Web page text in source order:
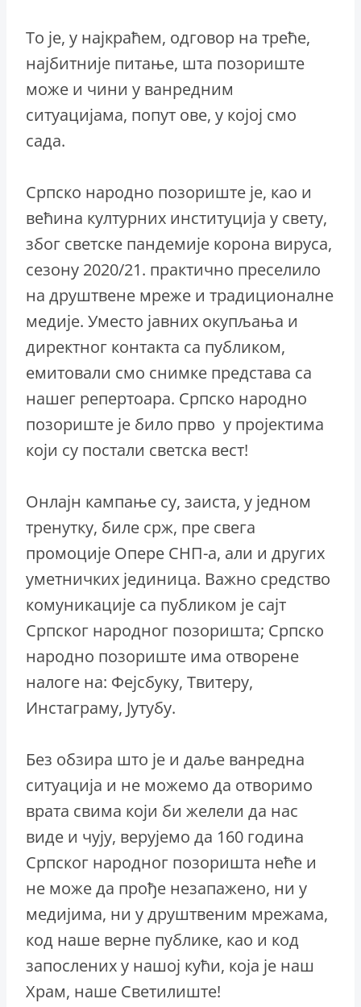
То је, у најкраћем, одговор на треће,
најбитније питање, шта позориште
може и чини у ванредним
ситуацијама, попут ове, у којој смо
сада.
Српско народно позориште је, као и
већина културних институција у свету,
због светске пандемије корона вируса,
сезону 2020/21. практично преселило
на друштвене мреже и традиционалне
медије. Уместо јавних окупљања и
директног контакта са публиком,
емитовали смо снимке представа са
нашег репертоара. Српско народно
позориште је било прво у пројектима
који су постали светска вест!
Онлајн кампање су, заиста, у једном
тренутку, биле срж, пре свега
промоције Опере СНП-а, али и других
уметничких јединица. Важно средство
комуникације са публиком је сајт
Српског народног позоришта; Српско
народно позориште има отворене
налоге на: Фејсбуку, Твитеру,
Инстаграму, Јутубу.
Без обзира што је и даље ванредна
ситуација и не можемо да отворимо
врата свима који би желели да нас
виде и чују, верујемо да 160 година
Српског народног позоришта неће и
не може да прође незапажено, ни у
медијима, ни у друштвеним мрежама,
код наше верне публике, као и код
запослених у нашој кући, која је наш
Храм, наше Светилиште!